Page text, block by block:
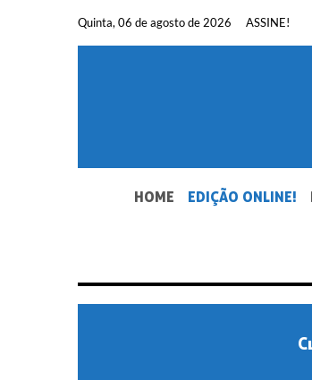
Quinta, 06 de agosto de 2026 ASSINE!
SEU JORNAL, SUA VOZ.
HOME EDIÇÃO ONLINE!